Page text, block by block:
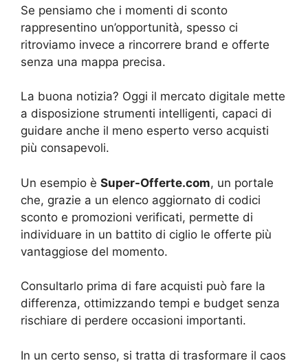
Se pensiamo che i momenti di sconto
rappresentino un’opportunità, spesso ci
ritroviamo invece a rincorrere brand e offerte
senza una mappa precisa.
La buona notizia? Oggi il mercato digitale mette
a disposizione strumenti intelligenti, capaci di
guidare anche il meno esperto verso acquisti
più consapevoli.
Un esempio è Super-Offerte.com, un portale
che, grazie a un elenco aggiornato di codici
sconto e promozioni verificati, permette di
individuare in un battito di ciglio le offerte più
vantaggiose del momento.
Consultarlo prima di fare acquisti può fare la
differenza, ottimizzando tempi e budget senza
rischiare di perdere occasioni importanti.
In un certo senso, si tratta di trasformare il caos